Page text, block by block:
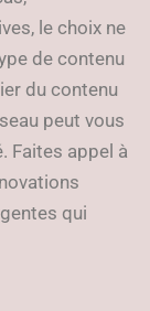
le choix ne
de contenu
du contenu
peut vous
Faites appel à
qui